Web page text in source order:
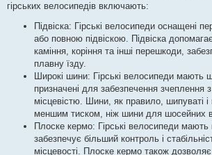
гірських велосипедів включають:
Підвіска: Гірські велосипеди оснащені
або повною підвіскою. Підвіска
каміння, коріння та інші перешкоди,
плавну їзду.
Широкі шини: Гірські велосипеди мають
призначені для забезпечення зчеплення
місцевістю. Шини, як правило, шипуваті і
меншим тиском, ніж шини для шосейних
Плоске кермо: Гірські велосипеди
забезпечує більший контроль і
місцевості. Плоске кермо також